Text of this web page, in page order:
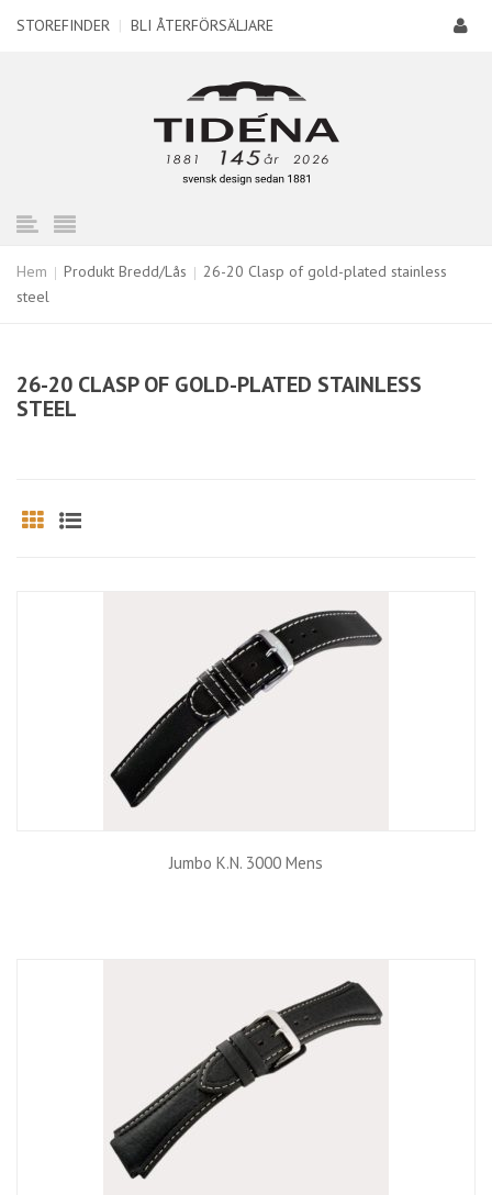
STOREFINDER | BLI ÅTERFÖRSÄLJARE
Hem Produkt Bredd/Lås
26-20 Clasp of gold-plated stainless
steel
26-20 CLASP OF GOLD-PLATED STAINLESS
STEEL
Jumbo K.N. 3000 Mens